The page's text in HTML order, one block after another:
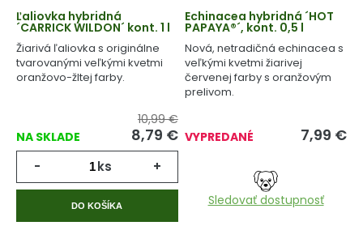
Ľaliovka hybridná
´CARRICK WILDON´ kont. 1 l
Žiarivá ľaliovka s originálne
tvarovanými veľkými kvetmi
oranžovo-žltej farby.
NA SKLADE
10,99 €
8,79 €
- ks +
DO KOŠÍKA
Echinacea hybridná ´HOT
PAPAYA®´, kont. 0,5 l
Nová, netradičná echinacea s
veľkými kvetmi žiarivej
červenej farby s oranžovým
prelivom.
VYPREDANÉ 7,99 €
Sledovať dostupnosť